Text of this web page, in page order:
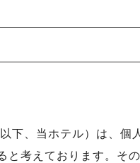
下、当ホテル）は、
と考えております。そ